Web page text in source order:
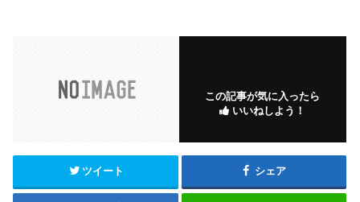
この記事が気に入ったら
いいねしよう！
ツイート シェア